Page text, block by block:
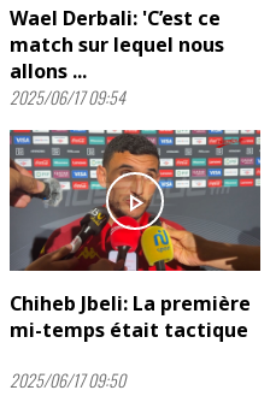
Wael Derbali: 'C’est ce
match sur lequel nous
allons ...
2025/06/17 09:54
play_arrow
Chiheb Jbeli: La première
mi-temps était tactique
2025/06/17 09:50